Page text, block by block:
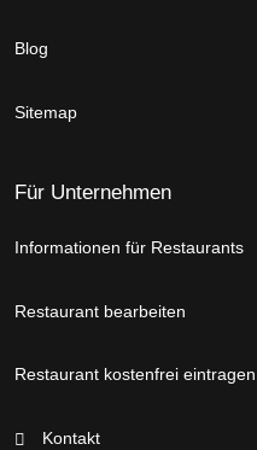
Blog
Sitemap
Für Unternehmen
Informationen für Restaurants
Restaurant bearbeiten
Restaurant kostenfrei eintragen
Kontakt